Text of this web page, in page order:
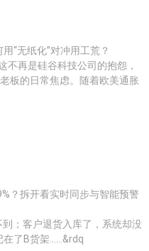
“无纸化”对冲用工荒？
不再是硅谷科技公司的抱怨，
板的日常焦虑。随着欧美通胀
？拆开看实时同步与智能预警
；客户退货入库了，系统却没
在了B货架……&rdq